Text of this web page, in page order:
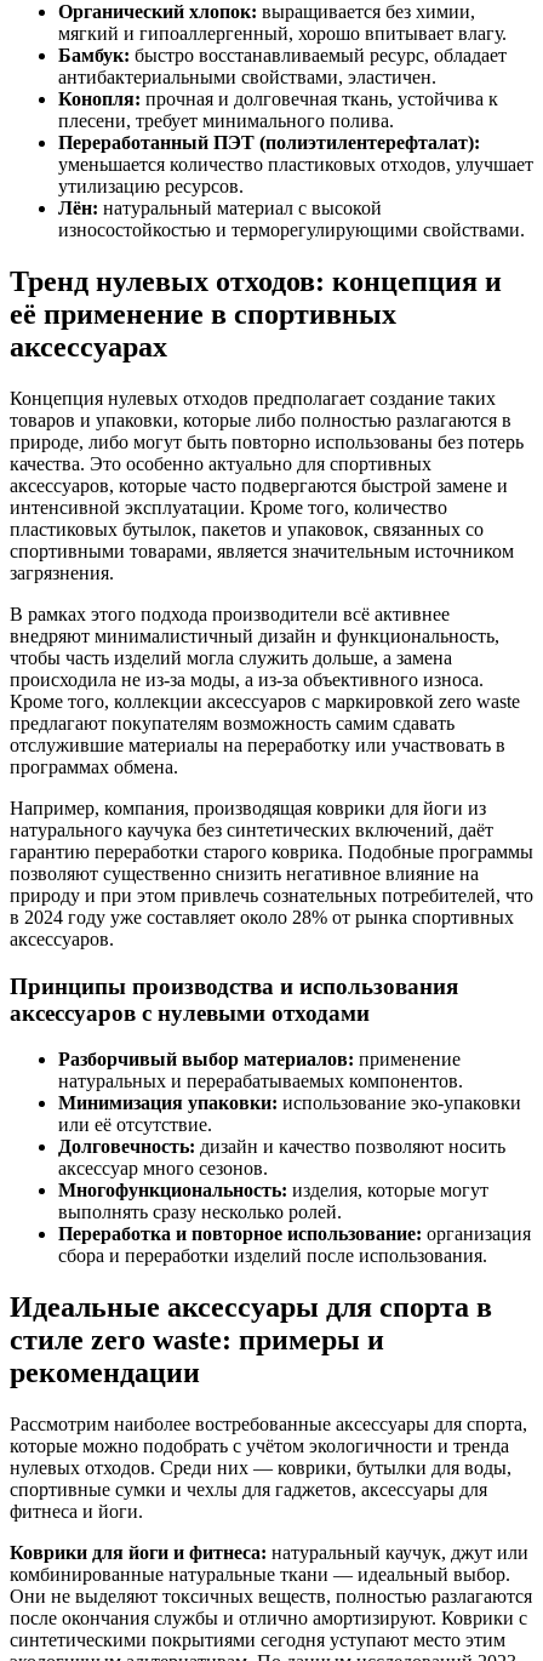
Органический хлопок: выращивается без химии,
мягкий и гипоаллергенный, хорошо впитывает влагу.
Бамбук: быстро восстанавливаемый ресурс, обладает
антибактериальными свойствами, эластичен.
Конопля: прочная и долговечная ткань, устойчива к
плесени, требует минимального полива.
Переработанный ПЭТ (полиэтилентерефталат):
уменьшается количество пластиковых отходов, улучшает
утилизацию ресурсов.
Лён: натуральный материал с высокой
износостойкостью и терморегулирующими свойствами.
Тренд нулевых отходов: концепция и
её применение в спортивных
аксессуарах
Концепция нулевых отходов предполагает создание таких
товаров и упаковки, которые либо полностью разлагаются в
природе, либо могут быть повторно использованы без потерь
качества. Это особенно актуально для спортивных
аксессуаров, которые часто подвергаются быстрой замене и
интенсивной эксплуатации. Кроме того, количество
пластиковых бутылок, пакетов и упаковок, связанных со
спортивными товарами, является значительным источником
загрязнения.
В рамках этого подхода производители всё активнее
внедряют минималистичный дизайн и функциональность,
чтобы часть изделий могла служить дольше, а замена
происходила не из-за моды, а из-за объективного износа.
Кроме того, коллекции аксессуаров с маркировкой zero waste
предлагают покупателям возможность самим сдавать
отслужившие материалы на переработку или участвовать в
программах обмена.
Например, компания, производящая коврики для йоги из
натурального каучука без синтетических включений, даёт
гарантию переработки старого коврика. Подобные программы
позволяют существенно снизить негативное влияние на
природу и при этом привлечь сознательных потребителей, что
в 2024 году уже составляет около 28% от рынка спортивных
аксессуаров.
Принципы производства и использования
аксессуаров с нулевыми отходами
Разборчивый выбор материалов: применение
натуральных и перерабатываемых компонентов.
Минимизация упаковки: использование эко-упаковки
или её отсутствие.
Долговечность: дизайн и качество позволяют носить
аксессуар много сезонов.
Многофункциональность: изделия, которые могут
выполнять сразу несколько ролей.
Переработка и повторное использование: организация
сбора и переработки изделий после использования.
Идеальные аксессуары для спорта в
стиле zero waste: примеры и
рекомендации
Рассмотрим наиболее востребованные аксессуары для спорта,
которые можно подобрать с учётом экологичности и тренда
нулевых отходов. Среди них — коврики, бутылки для воды,
спортивные сумки и чехлы для гаджетов, аксессуары для
фитнеса и йоги.
Коврики для йоги и фитнеса: натуральный каучук, джут или
комбинированные натуральные ткани — идеальный выбор.
Они не выделяют токсичных веществ, полностью разлагаются
после окончания службы и отлично амортизируют. Коврики с
синтетическими покрытиями сегодня уступают место этим